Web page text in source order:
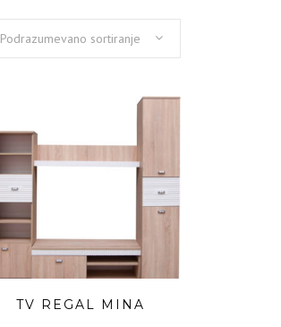
Podrazumevano sortiranje
TV REGAL MINA